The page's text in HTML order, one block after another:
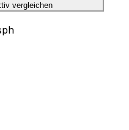
vergleichen